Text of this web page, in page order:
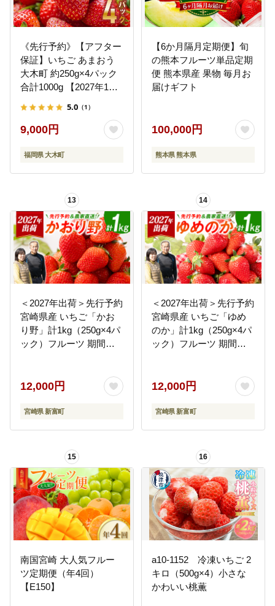
《先行予約》【アフター
保証】いちご あまおう
大木町 約250g×4パック
合計1000g 【2027年1月
イチゴ あかい まるい お
おきい うまい CB223
5.0 （1）
9,000円
福岡県 大木町
【6か月隔月定期便】旬
の熊本フルーツ単品定期
便 熊本県産 果物 毎月お
届けギフト
100,000円
熊本県 熊本県
13
＜2027年出荷＞先行予約
宮崎県産 いちご「かお
り野」計1kg（250g×4パ
ック）フルーツ 期間限
12,000円
宮崎県 新富町
14
＜2027年出荷＞先行予約
宮崎県産 いちご「ゆめ
のか」計1kg（250g×4パ
ック）フルーツ 期間限
12,000円
宮崎県 新富町
15
南国宮崎 大人気フルー
ツ定期便（年4回）
【E150】
16
a10-1152 冷凍いちご 2
キロ（500g×4）小さな
かわいい桃薫